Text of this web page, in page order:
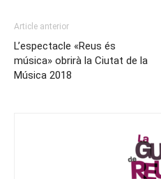
Article anterior
L’espectacle «Reus és
música» obrirà la Ciutat de la
Música 2018